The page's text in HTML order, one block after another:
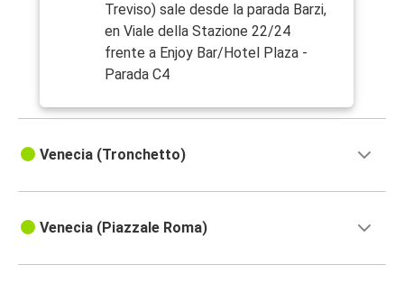
Treviso) sale desde la parada Barzi,
en Viale della Stazione 22/24
frente a Enjoy Bar/Hotel Plaza -
Parada C4
Venecia (Tronchetto)
Venecia (Piazzale Roma)